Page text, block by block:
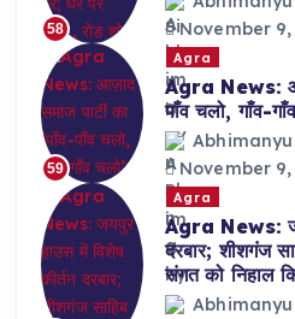
58
November 9,
59
Agra
Agra News:
पाँव चलो, गाँव-
November 9,
Agra
Agra News:
दरबार; शीशगंज
संगत को निहाल